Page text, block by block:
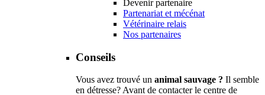
Devenir partenaire
Partenariat et mécénat
Vétérinaire relais
Nos partenaires
Conseils
Vous avez trouvé un animal sauvage ? Il semble
en détresse? Avant de contacter le centre de